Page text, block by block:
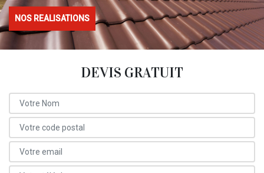
NOS REALISATIONS
DEVIS GRATUIT